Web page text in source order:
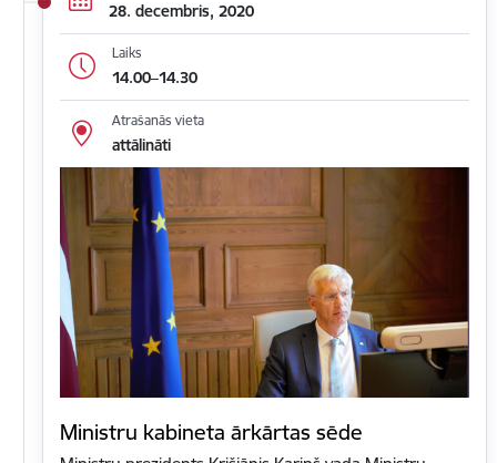
28. decembris, 2020
Laiks
14.00–14.30
Atrašanās vieta
attālināti
Ministru kabineta ārkārtas sēde